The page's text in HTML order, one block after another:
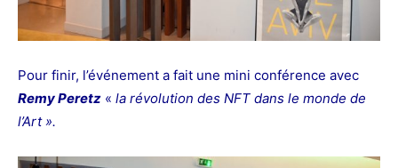
Pour finir, l’événement a fait une mini conférence avec
Remy Peretz « la révolution des NFT dans le monde de
l’Art ».